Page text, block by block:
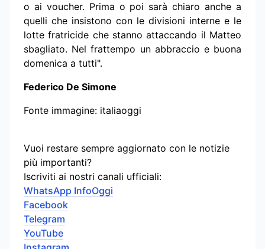
o ai voucher. Prima o poi sarà chiaro anche a
quelli che insistono con le divisioni interne e le
lotte fratricide che stanno attaccando il Matteo
sbagliato. Nel frattempo un abbraccio e buona
domenica a tutti".
Federico De Simone
Fonte immagine: italiaoggi
Vuoi restare sempre aggiornato con le notizie
più importanti?
Iscriviti ai nostri canali ufficiali:
WhatsApp InfoOggi
Facebook
Telegram
YouTube